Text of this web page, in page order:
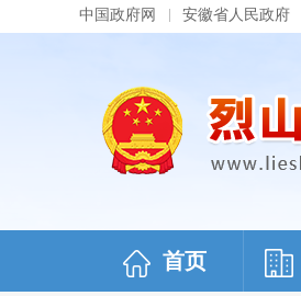
中国政府网 安徽省人民政府
首页